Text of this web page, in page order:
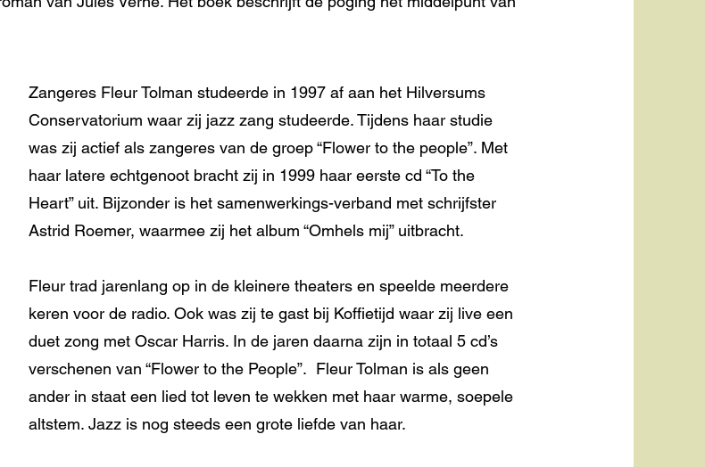
Zangeres Fleur Tolman studeerde in 1997 af aan het Hilversums
Conservatorium waar zij jazz zang studeerde. Tijdens haar studie
was zij actief als zangeres van de groep “Flower to the people”. Met
haar latere echtgenoot bracht zij in 1999 haar eerste cd “To the
Heart” uit. Bijzonder is het samenwerkings-verband met schrijfster
Astrid Roemer, waarmee zij het album “Omhels mij” uitbracht.
Fleur trad jarenlang op in de kleinere theaters en speelde meerdere
keren voor de radio. Ook was zij te gast bij Koffietijd waar zij live een
duet zong met Oscar Harris. In de jaren daarna zijn in totaal 5 cd’s
verschenen van “Flower to the People”. Fleur Tolman is als geen
ander in staat een lied tot leven te wekken met haar warme, soepele
altstem. Jazz is nog steeds een grote liefde van haar.